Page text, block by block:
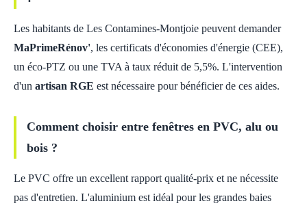
Les habitants de Les Contamines-Montjoie peuvent demander
MaPrimeRénov', les certificats d'économies d'énergie (CEE),
un éco-PTZ ou une TVA à taux réduit de 5,5%. L'intervention
d'un artisan RGE est nécessaire pour bénéficier de ces aides.
Comment choisir entre fenêtres en PVC, alu ou
bois ?
Le PVC offre un excellent rapport qualité-prix et ne nécessite
pas d'entretien. L'aluminium est idéal pour les grandes baies